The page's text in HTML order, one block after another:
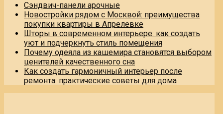
Сэндвич-панели арочные
Новостройки рядом с Москвой: преимущества
покупки квартиры в Апрелевке
Шторы в современном интерьере: как создать
уют и подчеркнуть стиль помещения
Почему одеяла из кашемира становятся выбором
ценителей качественного сна
Как создать гармоничный интерьер после
ремонта: практические советы для дома